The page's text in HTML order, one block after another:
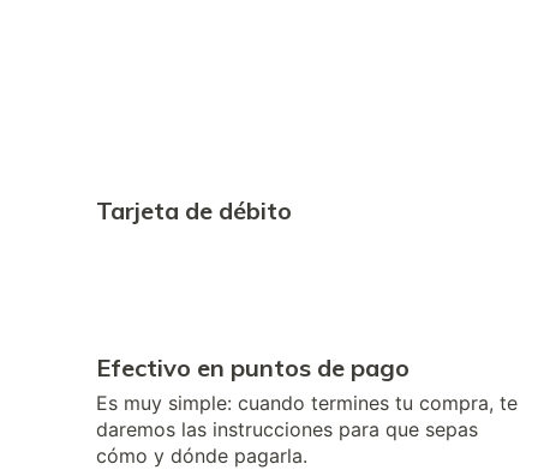
Tarjeta de débito
Efectivo en puntos de pago
Es muy simple: cuando termines tu compra, te
daremos las instrucciones para que sepas
cómo y dónde pagarla.